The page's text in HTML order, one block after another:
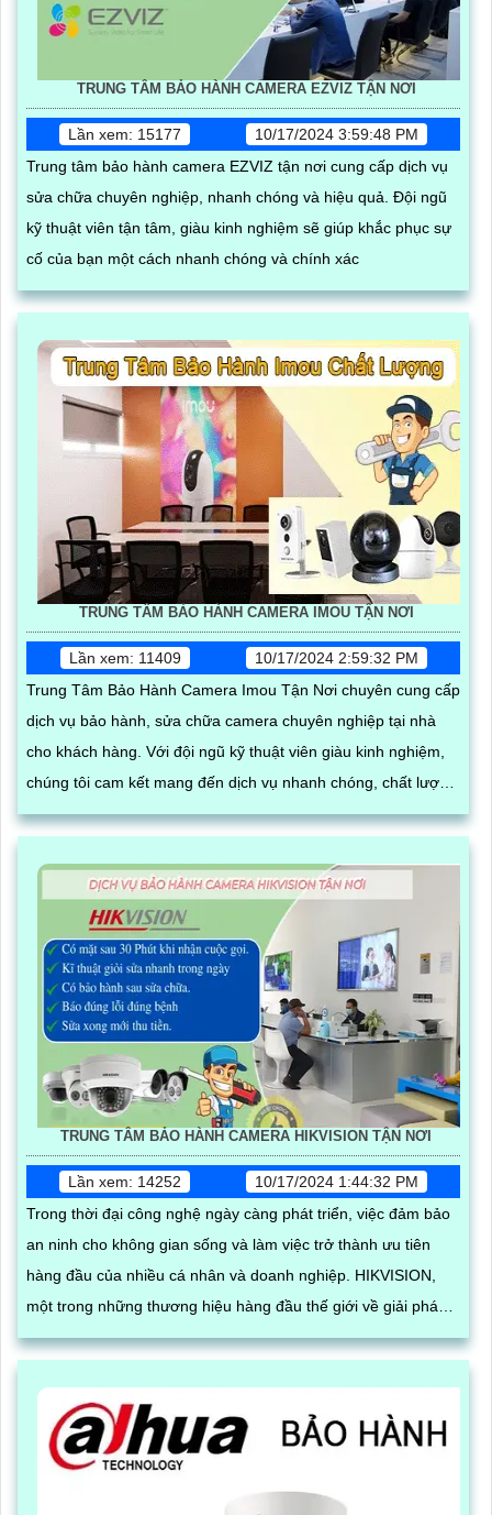
TRUNG TÂM BẢO HÀNH CAMERA EZVIZ TẬN NƠI
Lần xem: 15177
10/17/2024 3:59:48 PM
Trung tâm bảo hành camera EZVIZ tận nơi cung cấp dịch vụ
sửa chữa chuyên nghiệp, nhanh chóng và hiệu quả. Đội ngũ
kỹ thuật viên tận tâm, giàu kinh nghiệm sẽ giúp khắc phục sự
cố của bạn một cách nhanh chóng và chính xác
TRUNG TÂM BẢO HÀNH CAMERA IMOU TẬN NƠI
Lần xem: 11409
10/17/2024 2:59:32 PM
Trung Tâm Bảo Hành Camera Imou Tận Nơi chuyên cung cấp
dịch vụ bảo hành, sửa chữa camera chuyên nghiệp tại nhà
cho khách hàng. Với đội ngũ kỹ thuật viên giàu kinh nghiệm,
chúng tôi cam kết mang đến dịch vụ nhanh chóng, chất lượng
và hiệu quả
TRUNG TÂM BẢO HÀNH CAMERA HIKVISION TẬN NƠI
Lần xem: 14252
10/17/2024 1:44:32 PM
Trong thời đại công nghệ ngày càng phát triển, việc đảm bảo
an ninh cho không gian sống và làm việc trở thành ưu tiên
hàng đầu của nhiều cá nhân và doanh nghiệp. HIKVISION,
một trong những thương hiệu hàng đầu thế giới về giải pháp
camera giám sát, không chỉ cung cấp các sản phẩm chất
tiện lợi và nhanh chóng thông qua đối tác phân phối An Thành
Phát